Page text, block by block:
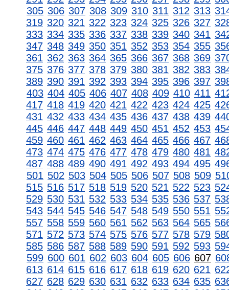
305 306 307 308 309 310 311 312 313
319 320 321 322 323 324 325 326 327
333 334 335 336 337 338 339 340 341
347 348 349 350 351 352 353 354 355
361 362 363 364 365 366 367 368 369
375 376 377 378 379 380 381 382 383
389 390 391 392 393 394 395 396 397
403 404 405 406 407 408 409 410 411
417 418 419 420 421 422 423 424 425
431 432 433 434 435 436 437 438 439
445 446 447 448 449 450 451 452 453
459 460 461 462 463 464 465 466 467
473 474 475 476 477 478 479 480 481
487 488 489 490 491 492 493 494 495
501 502 503 504 505 506 507 508 509
515 516 517 518 519 520 521 522 523
529 530 531 532 533 534 535 536 537
543 544 545 546 547 548 549 550 551
557 558 559 560 561 562 563 564 565
571 572 573 574 575 576 577 578 579
585 586 587 588 589 590 591 592 593
599 600 601 602 603 604 605 606 607
613 614 615 616 617 618 619 620 621
627 628 629 630 631 632 633 634 635